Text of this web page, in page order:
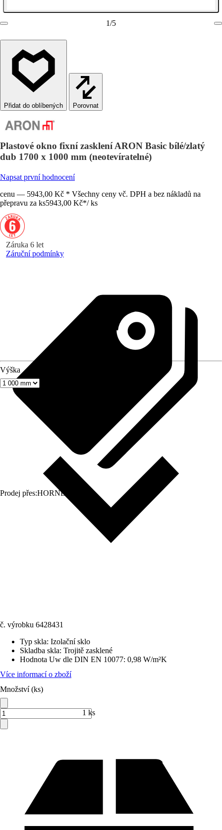
1/5
Porovnat
Plastové okno fixní zasklení ARON Basic bílé/zlatý
dub 1700 x 1000 mm (neotevíratelné)
Napsat první hodnocení
cenu — 5943,00 Kč * Všechny ceny vč. DPH a bez nákladů na
přepravu za ks5943,00 Kč*/ ks
Záruka 6 let
Záruční podmínky
Prodej přes:HORNBACH
Výška
č. výrobku 6428431
Typ skla: Izolační sklo
Skladba skla: Trojitě zasklené
Hodnota Uw dle DIN EN 10077: 0,98 W/m²K
Více informací o zboží
Množství (ks)
1 ks